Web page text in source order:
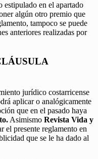
estipulado en el apartado
algún otro premio que
tampoco se puede
anteriores realizadas por
jurídico costarricense
aplicar o analógicamente
que en el pasado haya
Asimismo Revista Vida y
el presente reglamento en
que se le ha dado al